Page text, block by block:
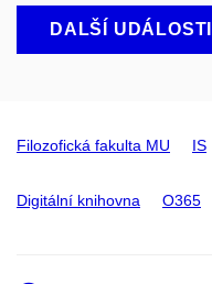
DALŠÍ
Filozofická fakulta MU IS
Digitální knihovna O365